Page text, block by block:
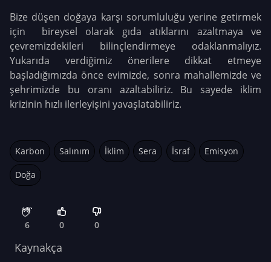
Bize düşen doğaya karşı sorumluluğu yerine getirmek
için bireysel olarak gıda atıklarını azaltmaya ve
çevremizdekileri bilinçlendirmeye odaklanmalıyız.
Yukarıda verdiğimiz önerilere dikkat etmeye
başladığımızda önce evimizde, sonra mahallemizde ve
şehrimizde bu oranı azaltabiliriz. Bu sayede iklim
krizinin hızlı ilerleyişini yavaşlatabiliriz.
Karbon Salınım İklim Sera İsraf Emisyon
Doğa
6 0 0
Kaynakça